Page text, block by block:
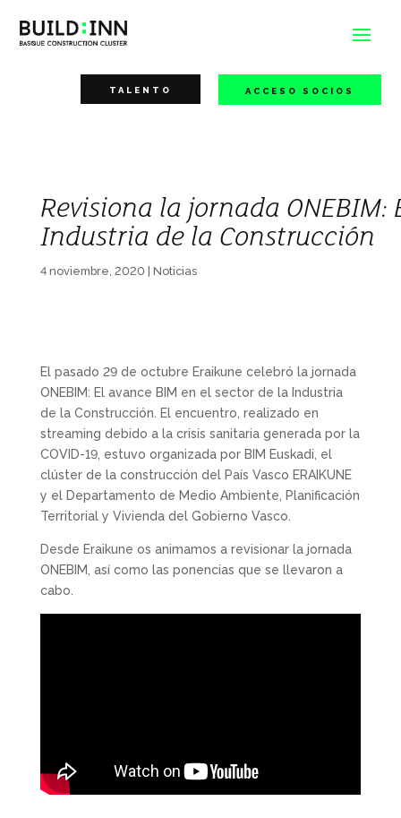
TALENTO ACCESO SOCIOS
Revisiona la jornada
Industria de la Construcción
4 noviembre, 2020| Noticias
El pasado 29 de octubre Eraikune celebró la jornada
ONEBIM: El avance BIM en el sector de la Industria
de la Construcción. El encuentro, realizado en
streaming debido a la crisis sanitaria generada por la
COVID-19, estuvo organizada por BIM Euskadi, el
clúster de la construcción del País Vasco ERAIKUNE
y el Departamento de Medio Ambiente, Planificación
Territorial y Vivienda del Gobierno Vasco.
Desde Eraikune os animamos a revisionar la jornada
ONEBIM, así como las ponencias que se llevaron a
cabo.